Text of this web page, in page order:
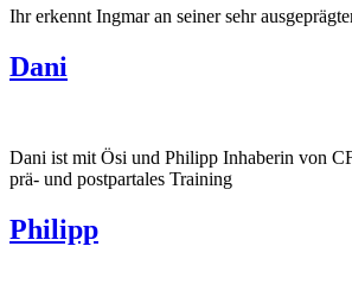
Ihr erkennt Ingmar an seiner sehr
Dani
Dani ist mit Ösi und Philipp Inhaberin von
prä- und postpartales Training
Philipp